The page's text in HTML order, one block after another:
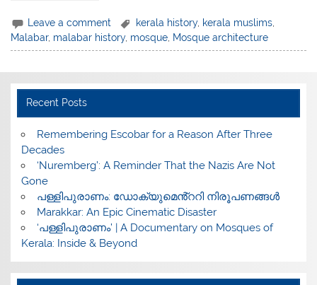
Leave a comment kerala history, kerala muslims
Malabar, malabar history, mosque, Mosque architecture
Recent Posts
​Remembering Escobar for a Reason After Three
Decades
‘Nuremberg’: A Reminder That the Nazis Are Not
Gone
പള്ളിപുരാണം: ഡോക്യുമെൻ്ററി നിരൂപണങ്ങൾ
Marakkar: An Epic Cinematic Disaster
‘പള്ളിപുരാണം’ | A Documentary on Mosques of
Kerala: Inside & Beyond